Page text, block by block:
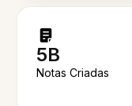
5B
Notas Criadas